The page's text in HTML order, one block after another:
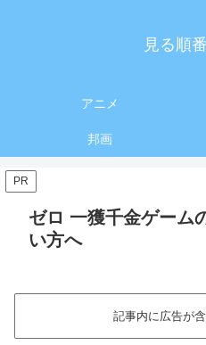
見る順
アニメ
邦画
PR
ゼロ 一獲千金ゲーム
い方へ
記事内に広告が含